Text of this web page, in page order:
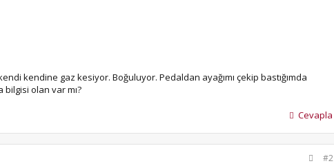
kendine gaz kesiyor. Boğuluyor. Pedaldan ayağımı çekip bastığımda
olan var mı?
Cevapla
#2